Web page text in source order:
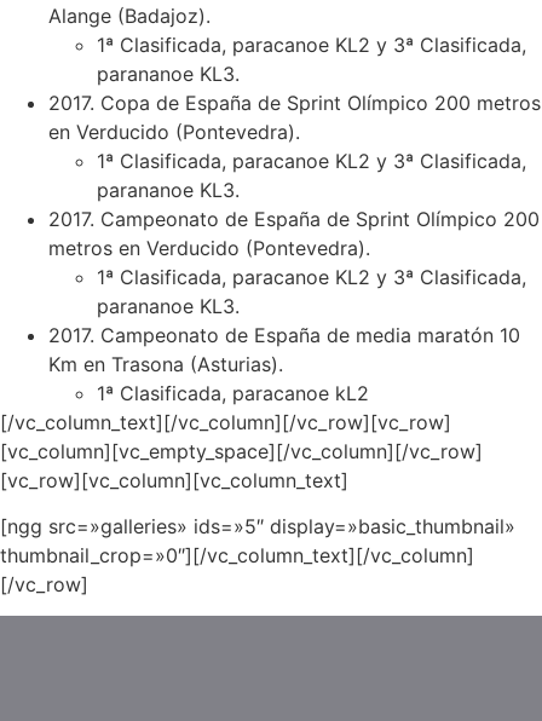
Alange (Badajoz).
1ª Clasificada, paracanoe KL2 y 3ª Clasificada,
parananoe KL3.
2017. Copa de España de Sprint Olímpico 200 metros
en Verducido (Pontevedra).
1ª Clasificada, paracanoe KL2 y 3ª Clasificada,
parananoe KL3.
2017. Campeonato de España de Sprint Olímpico 200
metros en Verducido (Pontevedra).
1ª Clasificada, paracanoe KL2 y 3ª Clasificada,
parananoe KL3.
2017. Campeonato de España de media maratón 10
Km en Trasona (Asturias).
1ª Clasificada, paracanoe kL2
[/vc_column_text][/vc_column][/vc_row][vc_row]
[vc_column][vc_empty_space][/vc_column][/vc_row]
[vc_row][vc_column][vc_column_text]
[ngg src=»galleries» ids=»5″ display=»basic_thumbnail»
thumbnail_crop=»0″][/vc_column_text][/vc_column]
[/vc_row]